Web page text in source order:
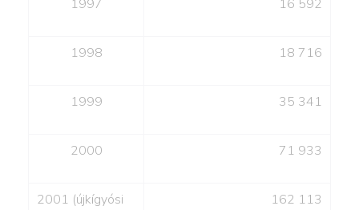
1997 16 592
1998 18 716
1999 35 341
2000 71 933
2001 (újkígyósi
162 113